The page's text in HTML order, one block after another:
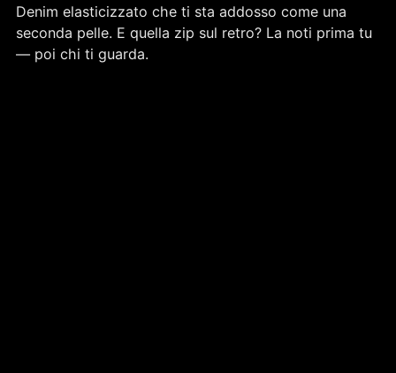
Denim elasticizzato che ti sta addosso come una
seconda pelle. E quella zip sul retro? La noti prima tu
— poi chi ti guarda.